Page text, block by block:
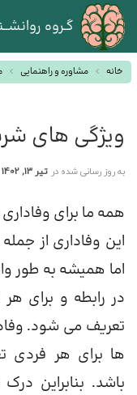
گـروه
خانه مشاوره و راهنمایی
ویژگی های
به روز رسانی شده در تیر 13, 1402
همه ما برای
این وفاداری از
اما همیشه به طور
در رابطه و برای
تعریف می شود.
ها برای هر فردی
باشد. بنابراین